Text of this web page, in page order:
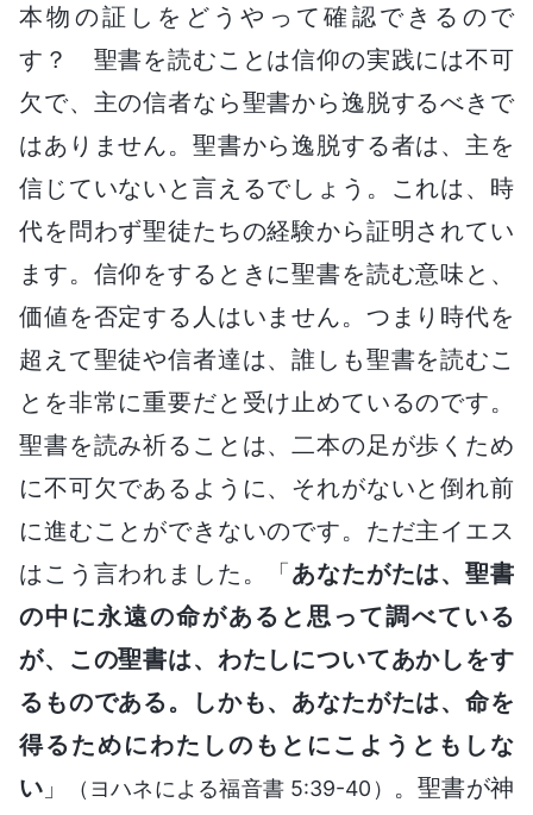
本物の証しをどうやって確認できるので
す？ 聖書を読むことは信仰の実践には不可
欠で、主の信者なら聖書から逸脱するべきで
はありません。聖書から逸脱する者は、主を
信じていないと言えるでしょう。これは、時
代を問わず聖徒たちの経験から証明されてい
ます。信仰をするときに聖書を読む意味と、
価値を否定する人はいません。つまり時代を
超えて聖徒や信者達は、誰しも聖書を読むこ
とを非常に重要だと受け止めているのです。
聖書を読み祈ることは、二本の足が歩くため
に不可欠であるように、それがないと倒れ前
に進むことができないのです。ただ主イエス
はこう言われました。「あなたがたは、聖書
の中に永遠の命があると思って調べている
が、この聖書は、わたしについてあかしをす
るものである。しかも、あなたがたは、命を
得るためにわたしのもとにこようともしな
い 」 （ヨハネによる福音書 5:39-40） 。聖書が神